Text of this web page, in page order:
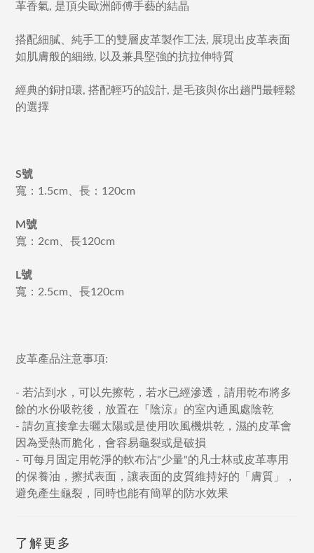
革香氣, 是頂尖歐洲師傅手藝的結晶
搭配細膩、純手工的雙層皮革製作工法, 展現出皮革表面
如肌膚般的細緻, 以及兼具堅強的抗拉伸特質
經典的銅扣環, 搭配輕巧的設計, 是毛孩與你出趟門最輕鬆
的選擇
S號
寬：1.5cm、長：120cm
M號
寬：2cm、長120cm
L號
寬：2.5cm、長120cm
皮革產品注意事項:
- 若沾到水，可以先擦乾，若水已經滲透，請用乾布將多
餘的水份吸乾後，放置在『陰涼』的室內通風處陰乾
- 請勿直接拿去曬太陽或是使用吹風機烘乾，濕的皮革會
因為受熱而脆化，會容易龜裂或是破損
- 可每月固定用乾淨的軟布沾"少量"的凡士林或皮革專用
的保養油，擦拭表面，讓表面的皮質維持好的「膚質」，
避免產生龜裂，同時也能有簡單的防水效果
了解更多